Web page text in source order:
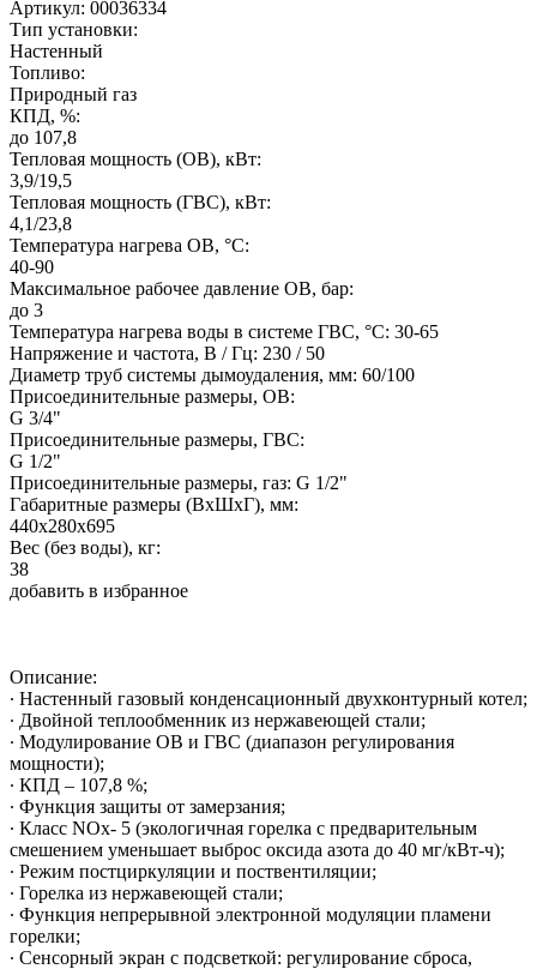
Артикул: 00036334
Тип установки:
Настенный
Топливо:
Природный газ
КПД, %:
до 107,8
Тепловая мощность (ОВ), кВт:
3,9/19,5
Тепловая мощность (ГВС), кВт:
4,1/23,8
Температура нагрева ОВ, °C:
40-90
Максимальное рабочее давление ОВ, бар:
до 3
Температура нагрева воды в системе ГВС, °C: 30-65
Напряжение и частота, В / Гц: 230 / 50
Диаметр труб системы дымоудаления, мм: 60/100
Присоединительные размеры, ОВ:
G 3/4"
Присоединительные размеры, ГВС:
G 1/2"
Присоединительные размеры, газ: G 1/2"
Габаритные размеры (ВхШхГ), мм:
440х280х695
Вес (без воды), кг:
38
добавить в избранное
Описание:
∙ Настенный газовый конденсационный двухконтурный котел;
∙ Двойной теплообменник из нержавеющей стали;
∙ Модулирование ОВ и ГВС (диапазон регулирования
мощности);
∙ КПД – 107,8 %;
∙ Функция защиты от замерзания;
∙ Класс NOx- 5 (экологичная горелка с предварительным
смешением уменьшает выброс оксида азота до 40 мг/кВт-ч);
∙ Режим постциркуляции и поствентиляции;
∙ Горелка из нержавеющей стали;
∙ Функция непрерывной электронной модуляции пламени
горелки;
∙ Сенсорный экран с подсветкой: регулирование сброса,